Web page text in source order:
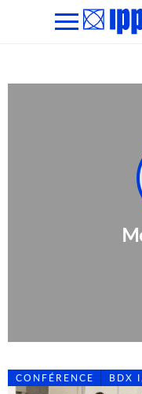
CONFÉRENCE BDX